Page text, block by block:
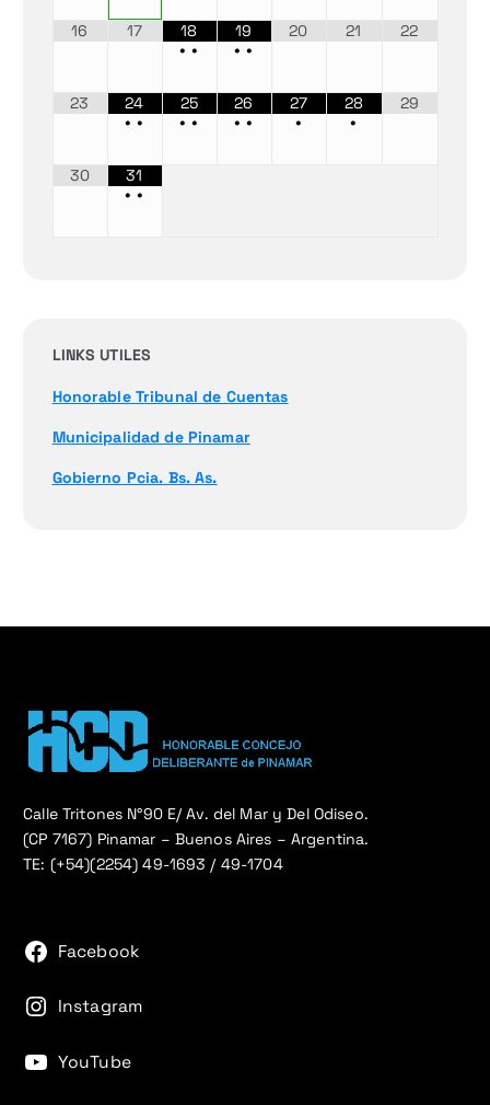
16 17
18
••
19
••
20 21 22
23
24
••
25
••
26
••
27
•
28
•
29
30
31
••
LINKS UTILES
Honorable Tribunal de Cuentas
Municipalidad de Pinamar
Gobierno Pcia. Bs. As.
Calle Tritones N°90 E/ Av. del Mar y Del Odiseo.
(CP 7167) Pinamar – Buenos Aires – Argentina.
TE: (+54)(2254) 49-1693 / 49-1704
Facebook
Instagram
YouTube